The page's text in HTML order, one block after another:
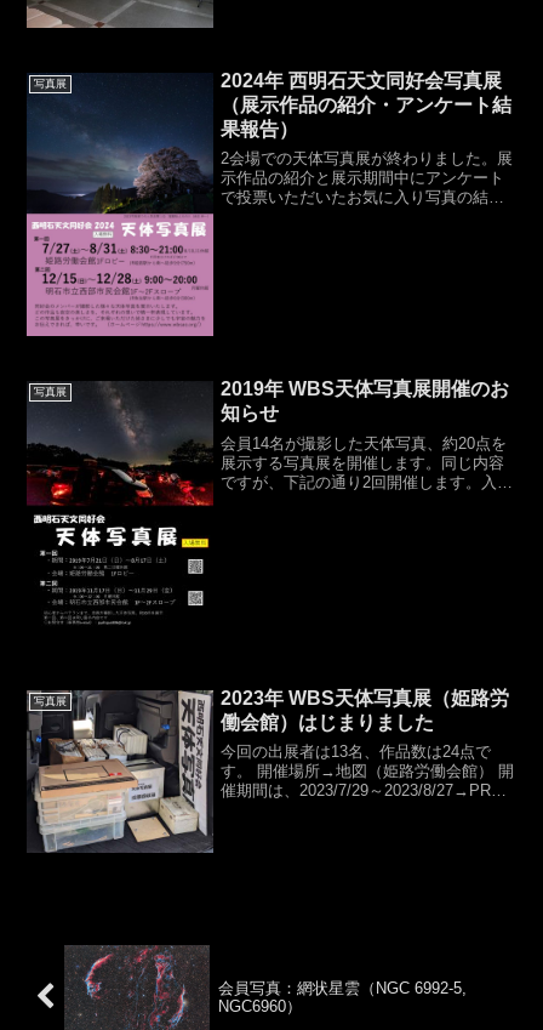
写真展
2024年 西明石天文同好会写真展
（展示作品の紹介・アンケート結
果報告）
2会場での天体写真展が終わりました。展
示作品の紹介と展示期間中にアンケート
で投票いただいたお気に入り写真の結果
写真展
2019年 WBS天体写真展開催のお
知らせ
会員14名が撮影した天体写真、約20点を
展示する写真展を開催します。同じ内容
ですが、下記の通り2回開催します。入場
写真展
2023年 WBS天体写真展（姫路労
働会館）はじまりました
今回の出展者は13名、作品数は24点で
す。 開催場所→地図（姫路労働会館） 開
催期間は、2023/7/29～2023/8/27→PRポ
会員写真：網状星雲（NGC 6992-5,
NGC6960）